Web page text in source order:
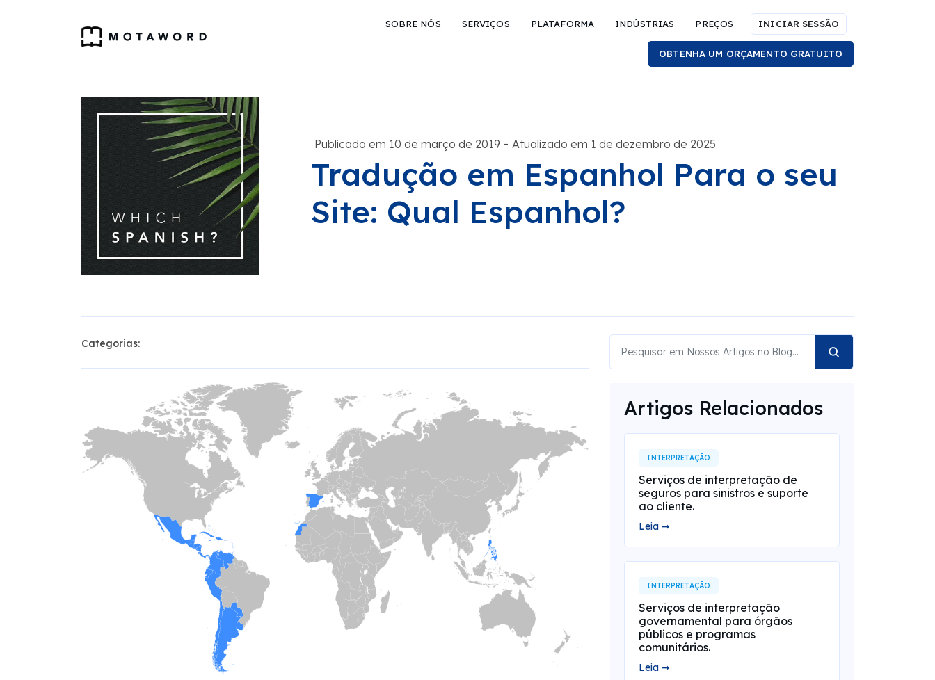
SOBRE NÓS SERVIÇOS PLATAFORMA INDÚSTRIAS PREÇOS INICIAR SESSÃO
OBTENHA UM ORÇAMENTO GRATUITO
Publicado em 10 de março de 2019 - Atualizado em 1 de dezembro de 2025
Tradução em Espanhol Para o seu
Site: Qual Espanhol?
Categorias:
Artigos Relacionados
INTERPRETAÇÃO
Serviços de interpretação de
seguros para sinistros e suporte
ao cliente.
Leia ➞
INTERPRETAÇÃO
Serviços de interpretação
governamental para órgãos
públicos e programas
comunitários.
Leia ➞